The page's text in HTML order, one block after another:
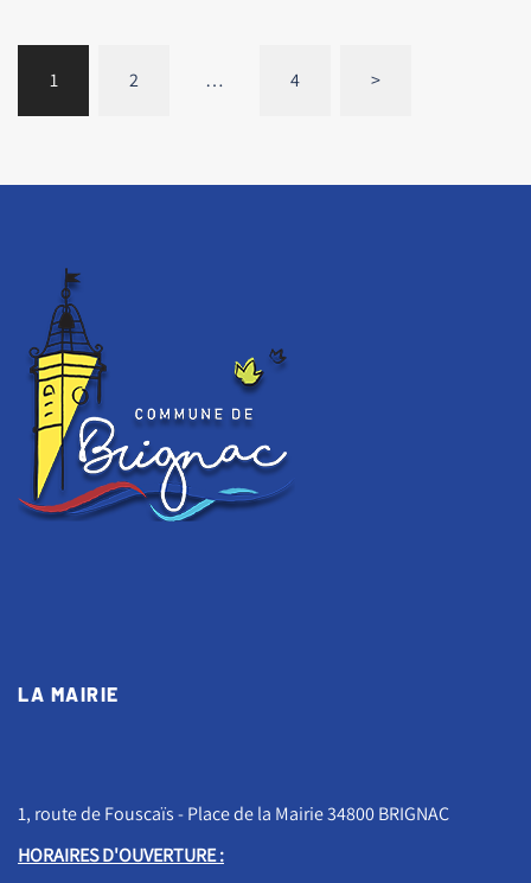
1 2 … 4 >
LA MAIRIE
1, route de Fouscaïs - Place de la Mairie 34800 BRIGNAC
HORAIRES D'OUVERTURE :